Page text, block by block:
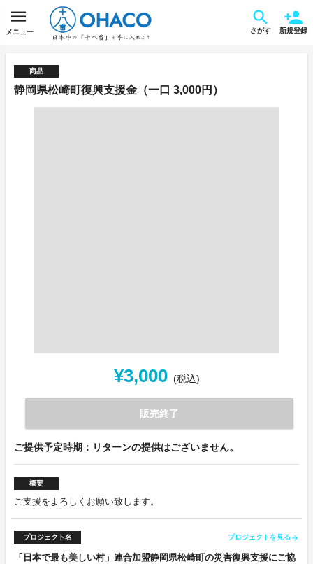
メニュー さがす 新規登録
商品
静岡県松崎町復興支援金（一口 3,000円）
¥3,000 (税込)
販売終了
ご提供予定時期：リターンの提供はございません。
概要
ご支援をよろしくお願い致します。
プロジェクト名 プロジェクトを見る arrow_forward
「日本で最も美しい村」連合加盟静岡県松崎町の災害復興支援にご協